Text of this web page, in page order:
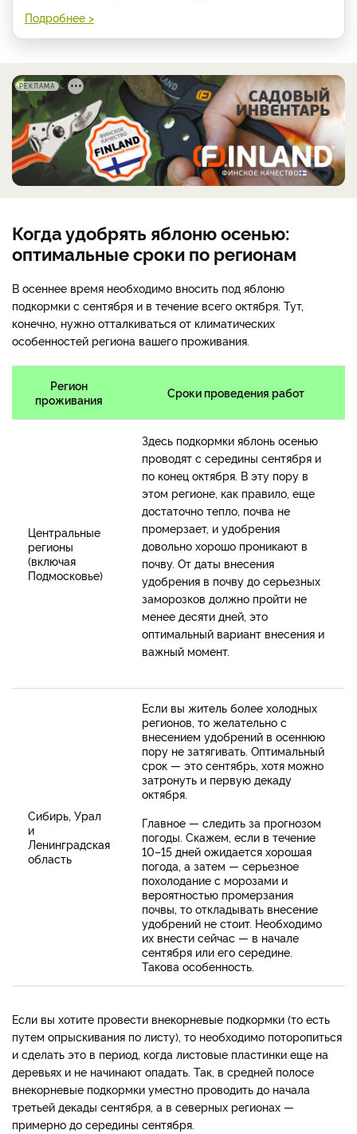
Подробнее >
РЕКЛАМА
Когда удобрять яблоню осенью:
оптимальные сроки по регионам
В осеннее время необходимо вносить под яблоню
подкормки с сентября и в течение всего октября. Тут,
конечно, нужно отталкиваться от климатических
особенностей региона вашего проживания.
Регион
проживания
Сроки проведения работ
Центральные
регионы
(включая
Подмосковье)
Здесь подкормки яблонь осенью
проводят с середины сентября и
по конец октября. В эту пору в
этом регионе, как правило, еще
достаточно тепло, почва не
промерзает, и удобрения
довольно хорошо проникают в
почву. От даты внесения
удобрения в почву до серьезных
заморозков должно пройти не
менее десяти дней, это
оптимальный вариант внесения и
важный момент.
Сибирь, Урал
и
Ленинградская
область
Если вы житель более холодных
регионов, то желательно с
внесением удобрений в осеннюю
пору не затягивать. Оптимальный
срок — это сентябрь, хотя можно
затронуть и первую декаду
октября.
Главное — следить за прогнозом
погоды. Скажем, если в течение
10–15 дней ожидается хорошая
погода, а затем — серьезное
похолодание с морозами и
вероятностью промерзания
почвы, то откладывать внесение
удобрений не стоит. Необходимо
их внести сейчас — в начале
сентября или его середине.
Такова особенность.
Если вы хотите провести внекорневые подкормки (то есть
путем опрыскивания по листу), то необходимо поторопиться
и сделать это в период, когда листовые пластинки еще на
деревьях и не начинают опадать. Так, в средней полосе
внекорневые подкормки уместно проводить до начала
третьей декады сентября, а в северных регионах —
примерно до середины сентября.